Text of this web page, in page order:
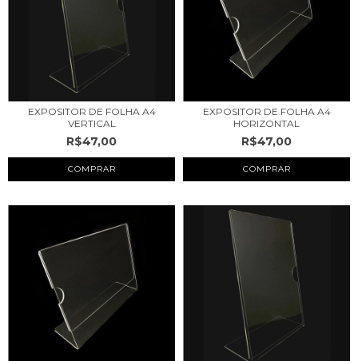
EXPOSITOR DE FOLHA A4
VERTICAL
R$47,00
COMPRAR
EXPOSITOR DE FOLHA A4
HORIZONTAL
R$47,00
COMPRAR